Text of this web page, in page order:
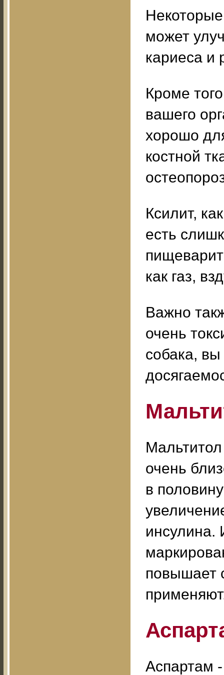
может
кариеса и
Кроме
вашего
хорошо
костной
Ксилит,
есть
как газ,
Важно
очень
собака,
очень
в
инсулина.
повышает
Аспартам